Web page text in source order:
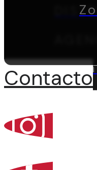
Contacto